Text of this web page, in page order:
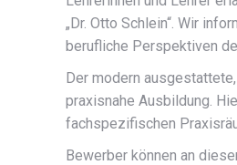
„Dr. Otto Schlein“. Wir
berufliche Perspektiven
Der modern
praxisnahe Ausbildung.
fachspezifischen
Bewerber können an